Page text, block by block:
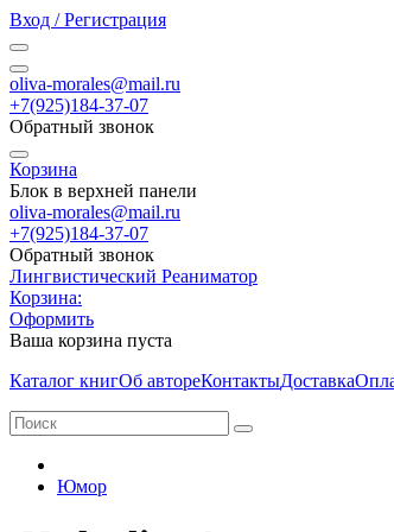
Вход / Регистрация
oliva-morales@mail.ru
+7(925)184-37-07
Обратный звонок
Корзина
Блок в верхней панели
oliva-morales@mail.ru
+7(925)184-37-07
Обратный звонок
Лингвистический Реаниматор
Корзина:
Оформить
Ваша корзина пуста
Каталог книгОб автореКонтактыДоставка
Юмор